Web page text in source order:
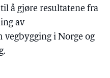
å gjøre resultatene fra
av
i Norge og